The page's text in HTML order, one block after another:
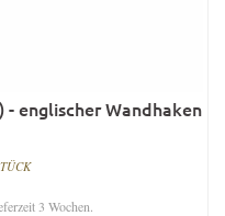
- englischer Wandhaken
3 Wochen.